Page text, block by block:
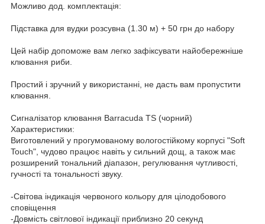
Можливо дод. комплектація:
Підставка для вудки розсувна (1.30 м) + 50 грн до набору
Цей набір допоможе вам легко зафіксувати найобережніше
клювання риби.
Простий і зручний у використанні, не дасть вам пропустити
клювання.
Сигналізатор клювання Barracuda TS (чорний)
Характеристики:
Виготовлений у прогумованому вологостійкому корпусі "Soft
Touch", чудово працює навіть у сильний дощ, а також має
розширений тональний діапазон, регулювання чутливості,
гучності та тональності звуку.
-Світова індикація червоного кольору для цілодобового
сповіщення
-Довмість світлової індикації приблизно 20 секунд